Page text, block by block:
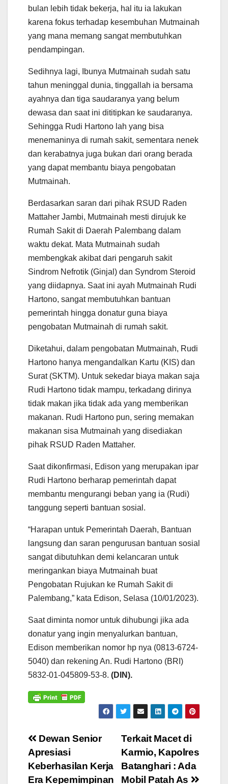
bulan lebih tidak bekerja, hal itu ia lakukan
karena fokus terhadap kesembuhan Mutmainah
yang mana memang sangat membutuhkan
pendampingan.
Sedihnya lagi, Ibunya Mutmainah sudah satu
tahun meninggal dunia, tinggallah ia bersama
ayahnya dan tiga saudaranya yang belum
dewasa dan saat ini dititipkan ke saudaranya.
Sehingga Rudi Hartono lah yang bisa
menemaninya di rumah sakit, sementara nenek
dan kerabatnya juga bukan dari orang berada
yang dapat membantu biaya pengobatan
Mutmainah.
Berdasarkan saran dari pihak RSUD Raden
Mattaher Jambi, Mutmainah mesti dirujuk ke
Rumah Sakit di Daerah Palembang dalam
waktu dekat. Mata Mutmainah sudah
membengkak akibat dari pengaruh sakit
Sindrom Nefrotik (Ginjal) dan Syndrom Steroid
yang diidapnya. Saat ini ayah Mutmainah Rudi
Hartono, sangat membutuhkan bantuan
pemerintah hingga donatur guna biaya
pengobatan Mutmainah di rumah sakit.
Diketahui, dalam pengobatan Mutmainah, Rudi
Hartono hanya mengandalkan Kartu (KIS) dan
Surat (SKTM). Untuk sekedar biaya makan saja
Rudi Hartono tidak mampu, terkadang dirinya
tidak makan jika tidak ada yang memberikan
makanan. Rudi Hartono pun, sering memakan
makanan sisa Mutmainah yang disediakan
pihak RSUD Raden Mattaher.
Saat dikonfirmasi, Edison yang merupakan ipar
Rudi Hartono berharap pemerintah dapat
membantu mengurangi beban yang ia (Rudi)
tanggung seperti bantuan sosial.
“Harapan untuk Pemerintah Daerah, Bantuan
langsung dan saran pengurusan bantuan sosial
sangat dibutuhkan demi kelancaran untuk
meringankan biaya Mutmainah buat
Pengobatan Rujukan ke Rumah Sakit di
Palembang,” kata Edison, Selasa (10/01/2023).
Saat diminta nomor untuk dihubungi jika ada
donatur yang ingin menyalurkan bantuan,
Edison memberikan nomor hp nya (0813-6724-
5040) dan rekening An. Rudi Hartono (BRI)
5832-01-045809-53-8. (DIN).
Navigasi
pos
Terkait Macet di
Karmio, Kapolres
Batanghari : Ada
Mobil Patah As
Dewan Senior
Apresiasi
Keberhasilan Kerja
Era Kepemimpinan